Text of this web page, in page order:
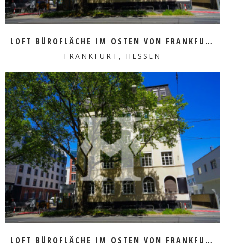
LOFT BÜROFLÄCHE IM OSTEN VON FRANKFURT ZU VERMIETEN
FRANKFURT, HESSEN
MEHR ERFAHREN
LOFT BÜROFLÄCHE IM OSTEN VON FRANKFURT ZU VERMIETEN